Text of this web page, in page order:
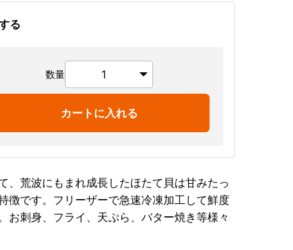
る
数量
カートに入れる
、荒波にもまれ成長したほたて貝は甘みたっ
徴です。フリーザーで急速冷凍加工して鮮度
お刺身、フライ、天ぷら、バター焼き等様々